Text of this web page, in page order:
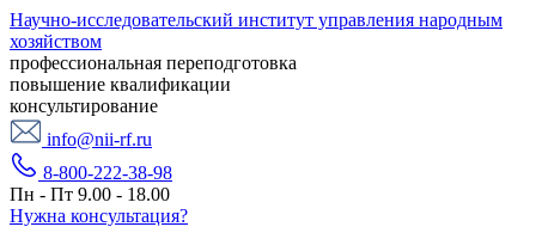
Научно-исследовательский институт управления народным
хозяйством
профессиональная переподготовка
повышение квалификации
консультирование
info@nii-rf.ru
8-800-222-38-98
Пн - Пт 9.00 - 18.00
Нужна консультация?